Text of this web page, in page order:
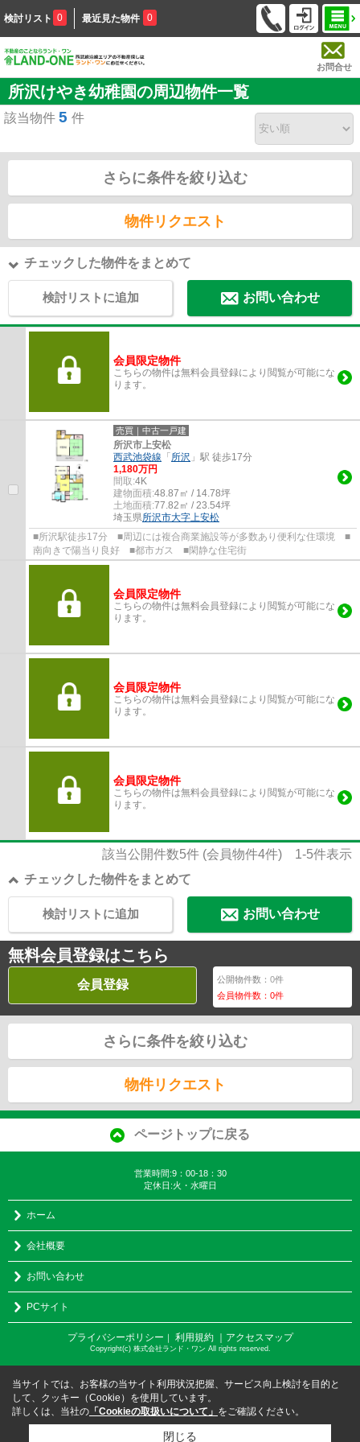
検討リスト 0 最近見た物件 0
お問合せ
所沢けやき幼稚園の周辺物件一覧
該当物件 5 件
さらに条件を絞り込む
物件リクエスト
チェックした物件をまとめて
検討リストに追加 お問い合わせ
会員限定物件
こちらの物件は無料会員登録により閲覧が可能にな
ります。
売買｜中古一戸建
所沢市上安松
西武池袋線 「 所沢 」駅 徒歩17分
1,180万円
間取:4K
建物面積:48.87㎡ / 14.78坪
土地面積:77.82㎡ / 23.54坪
埼玉県所沢市大字上安松
■所沢駅徒歩17分 ■周辺には複合商業施設等が多数あり便利な住環境 ■
南向きで陽当り良好 ■都市ガス ■閑静な住宅街
会員限定物件
こちらの物件は無料会員登録により閲覧が可能にな
ります。
会員限定物件
こちらの物件は無料会員登録により閲覧が可能にな
ります。
会員限定物件
こちらの物件は無料会員登録により閲覧が可能にな
ります。
該当公開件数5件 (会員物件4件) 1-5件表示
チェックした物件をまとめて
お問い合わせ
検討リストに追加
無料会員登録はこちら
会員登録 公開物件数：0件
会員物件数：0件
さらに条件を絞り込む
物件リクエスト
ページトップに戻る
営業時間:9：00-18：30
定休日:火・水曜日
ホーム
会社概要
お問い合わせ
PCサイト
プライバシーポリシー 利用規約 ｜アクセスマップ
Copyright(c) 株式会社ランド・ワン All rights reserved.
当サイトでは、お客様の当サイト利用状況把握、サービス向上検討を目的と
して、クッキー（Cookie）を使用しています。
詳しくは、当社の 「Cookieの取扱いについて」 をご確認ください。
閉じる